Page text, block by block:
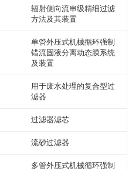
辐射侧向流串级精细过滤
方法及其装置
单管外压式机械循环强制
错流固液分离动态膜系统
及装置
用于废水处理的复合型过
滤器
过滤器滤芯
流砂过滤器
多管外压式机械循环强制